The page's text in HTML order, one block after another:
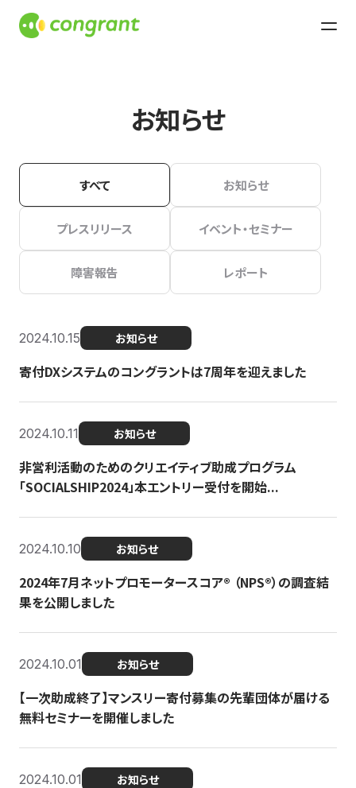
お知らせ
すべて お知らせ
プレスリリース イベント・セミナー
障害報告 レポート
2024.10.15 お知らせ
寄付DXシステムのコングラントは7周年を迎えました
2024.10.11 お知らせ
非営利活動のためのクリエイティブ助成プログラム
「SOCIALSHIP2024」本エントリー受付を開始...
2024.10.10 お知らせ
2024年7月ネットプロモータースコア®︎ （NPS®︎）の調査結
果を公開しました
2024.10.01 お知らせ
【一次助成終了】マンスリー寄付募集の先輩団体が届ける
無料セミナーを開催しました
2024.10.01 お知らせ